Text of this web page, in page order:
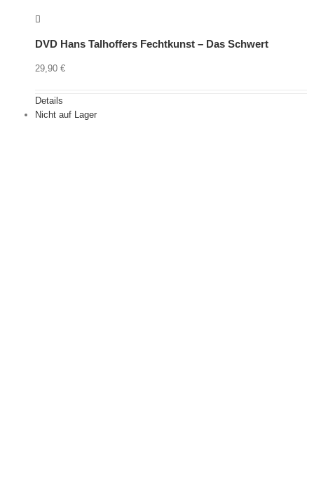
DVD Hans Talhoffers Fechtkunst – Das Schwert
29,90 €
Details
Nicht auf Lager